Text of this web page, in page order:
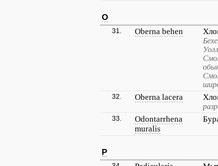
O
31. Oberna behen
32. Oberna lacera
33.
Odontarrhena
muralis
P